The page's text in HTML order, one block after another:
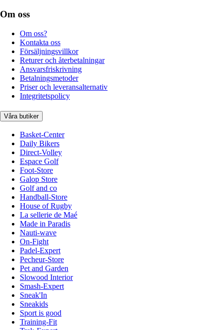
Om oss
Om oss?
Kontakta oss
Försäljningsvillkor
Returer och återbetalningar
Ansvarsfriskrivning
Betalningsmetoder
Priser och leveransalternativ
Integritetspolicy
Våra butiker
Basket-Center
Daily Bikers
Direct-Volley
Espace Golf
Foot-Store
Galop Store
Golf and co
Handball-Store
House of Rugby
La sellerie de Maé
Made in Paradis
Nauti-wave
On-Fight
Padel-Expert
Pecheur-Store
Pet and Garden
Slowood Interior
Smash-Expert
Sneak'In
Sneakids
Sport is good
Training-Fit